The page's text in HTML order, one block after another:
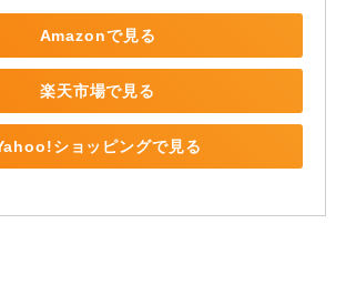
Amazonで見る
楽天市場で見る
ショッピングで見る